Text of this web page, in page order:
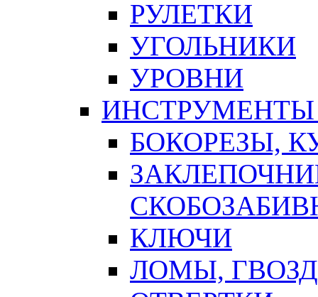
РУЛЕТКИ
УГОЛЬНИКИ
УРОВНИ
БОКОРЕЗЫ,
КЛЮЧИ
ЛОМЫ,